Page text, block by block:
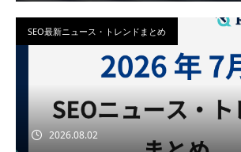
SEO最新ニュース・トレンドまとめ
2026.08.02